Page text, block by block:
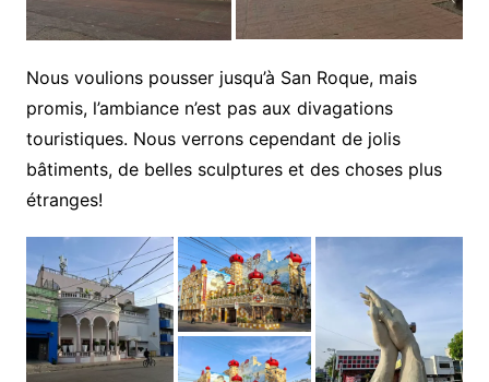
Nous voulions pousser jusqu’à San Roque, mais
promis, l’ambiance n’est pas aux divagations
touristiques. Nous verrons cependant de jolis
bâtiments, de belles sculptures et des choses plus
étranges!